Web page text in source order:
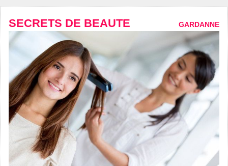
SECRETS DE BEAUTE GARDANNE